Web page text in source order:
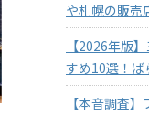
や札幌の販売
【2026年版
すめ10選！ば
【本音調査